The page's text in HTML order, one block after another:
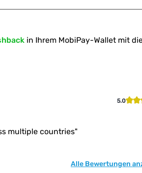
in Ihrem MobiPay-Wallet mit
5.0
multiple countries"
Alle Bewertungen